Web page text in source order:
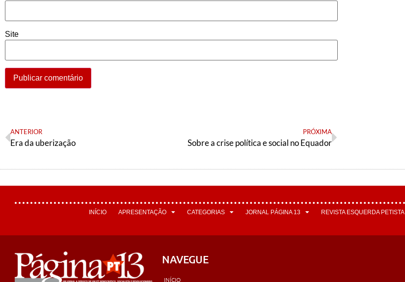
Site
ANTERIOR
Era da uberização
PRÓXIMA
Sobre a crise política e social no Equador
INÍCIO APRESENTAÇÃO CATEGORIAS JORNAL PÁGINA 13 REVISTA ESQUERDA PETISTA
NAVEGUE
INÍCIO